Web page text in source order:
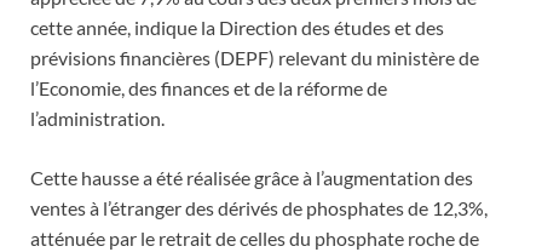
cette année, indique la Direction des études et des
prévisions financières (DEPF) relevant du ministère de
l’Economie, des finances et de la réforme de
l’administration.
Cette hausse a été réalisée grâce à l’augmentation des
ventes à l’étranger des dérivés de phosphates de 12,3%,
atténuée par le retrait de celles du phosphate roche de